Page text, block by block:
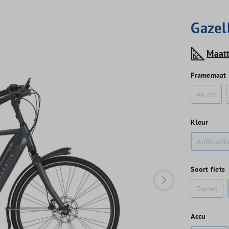
Framemaat
46 cm
Kleur
Soort fiets
Dames
Accu